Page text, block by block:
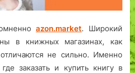
azon.market. Широкий
в книжных магазинах, как
не сильно. Именно
заказать и купить книгу в